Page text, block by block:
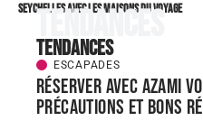
Seychelles avec Les Maisons du voyage
Tendances
Tendances
ESCAPADES
Réserver avec AZAMI
précautions et bons